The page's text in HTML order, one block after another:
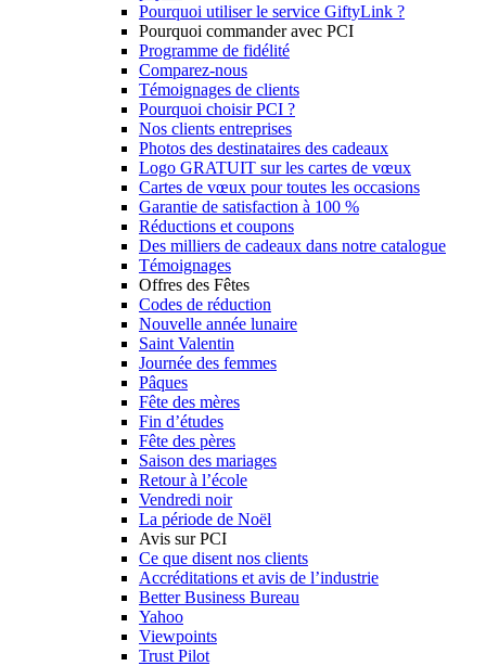
Pourquoi utiliser le service GiftyLink ?
Pourquoi commander avec PCI
Programme de fidélité
Comparez-nous
Témoignages de clients
Pourquoi choisir PCI ?
Nos clients entreprises
Photos des destinataires des cadeaux
Logo GRATUIT sur les cartes de vœux
Cartes de vœux pour toutes les occasions
Garantie de satisfaction à 100 %
Réductions et coupons
Des milliers de cadeaux dans notre catalogue
Témoignages
Offres des Fêtes
Codes de réduction
Nouvelle année lunaire
Saint Valentin
Journée des femmes
Pâques
Fête des mères
Fin d’études
Fête des pères
Saison des mariages
Retour à l’école
Vendredi noir
La période de Noël
Avis sur PCI
Ce que disent nos clients
Accréditations et avis de l’industrie
Better Business Bureau
Yahoo
Viewpoints
Trust Pilot